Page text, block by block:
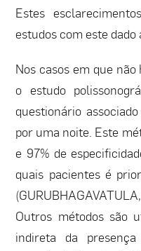
Estes
estudos com este dado
Nos casos em que
o estudo
questionário
por uma noite. Este
e 97% de
quais pacientes é
Outros métodos são
indireta da